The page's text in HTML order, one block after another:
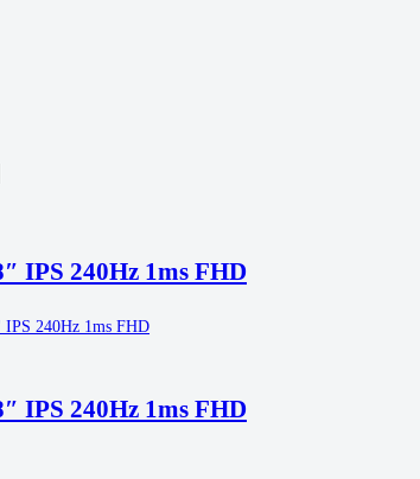
IPS 240Hz 1ms FHD
IPS 240Hz 1ms FHD